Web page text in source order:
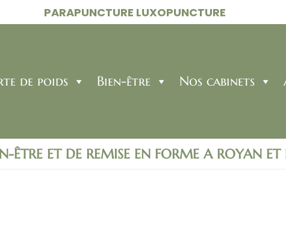
PARAPUNCTURE LUXOPUNCTURE
de poids Bien-être Nos cabinets
ÊTRE ET DE REMISE EN FORME A ROYAN ET